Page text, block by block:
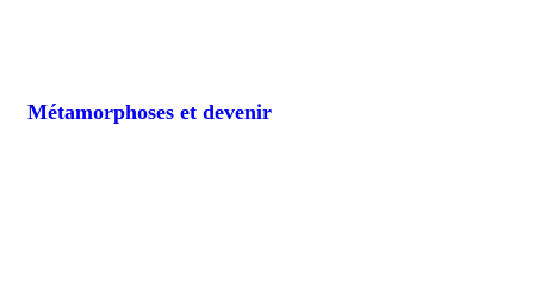
Métamorphoses et devenir